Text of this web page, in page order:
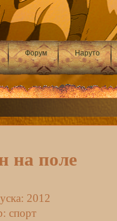
Форум Наруто
на поле
2012
спорт